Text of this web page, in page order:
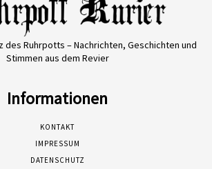
des Ruhrpotts – Nachrichten, Geschichten und
Stimmen aus dem Revier
Informationen
KONTAKT
IMPRESSUM
DATENSCHUTZ